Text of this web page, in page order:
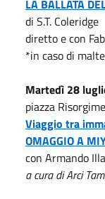
LA BALLATA
di S.T. Coleridge
diretto e con
*in caso di
Martedì 28
piazza
Viaggio tra
OMAGGIO A
con Armando
a cura di Arci